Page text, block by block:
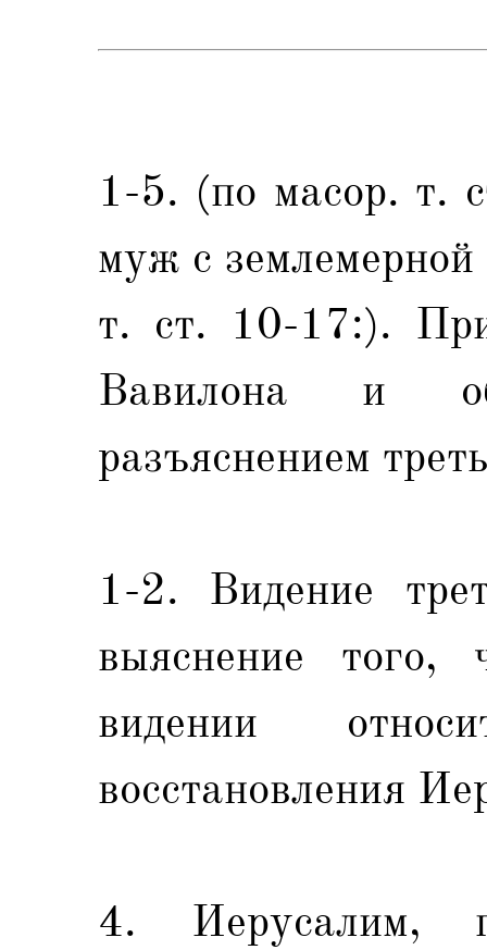
1-5. (по масор. т.
муж с
т. ст. 10-17:).
Вавилона и
разъяснением
1-2. Видение
выяснение того,
видении
восстановления
4. Иерусалим,